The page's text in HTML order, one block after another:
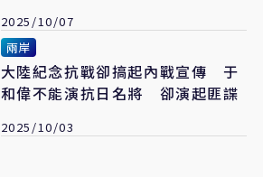
2025/10/07
兩岸
大陸紀念抗戰卻搞起內戰宣傳 于
和偉不能演抗日名將 卻演起匪諜
2025/10/03